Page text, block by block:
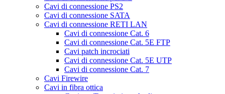
Cavi di connessione PS2
Cavi di connessione SATA
Cavi di connessione RETI LAN
Cavi di connessione Cat. 6
Cavi di connessione Cat. 5E FTP
Cavi patch incrociati
Cavi di connessione Cat. 5E UTP
Cavi di connessione Cat. 7
Cavi Firewire
Cavi in fibra ottica